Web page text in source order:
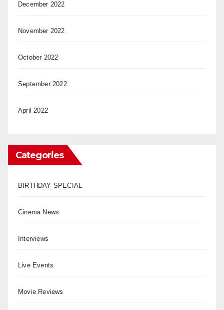
December 2022
November 2022
October 2022
September 2022
April 2022
Categories
BIRTHDAY SPECIAL
Cinema News
Interviews
Live Events
Movie Reviews